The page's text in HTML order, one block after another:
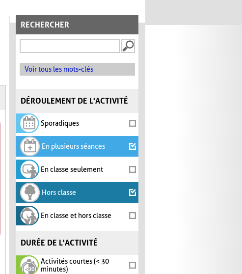
RECHERCHER
Voir tous les mots-clés
DÉROULEMENT DE L'ACTIVITÉ
Sporadiques
En plusieurs séances
En classe seulement
Hors classe
En classe et hors classe
DURÉE DE L'ACTIVITÉ
Activités courtes (< 30
minutes)